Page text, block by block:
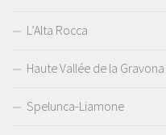
L’Alta Rocca
Haute Vallée de la Gravona
Spelunca-Liamone